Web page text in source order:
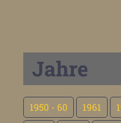
Jahre
1950 - 60 1961